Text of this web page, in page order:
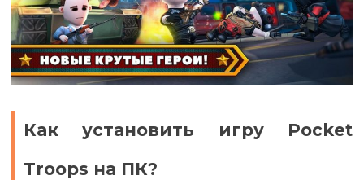
Как установить игру Pocket
Troops на ПК?